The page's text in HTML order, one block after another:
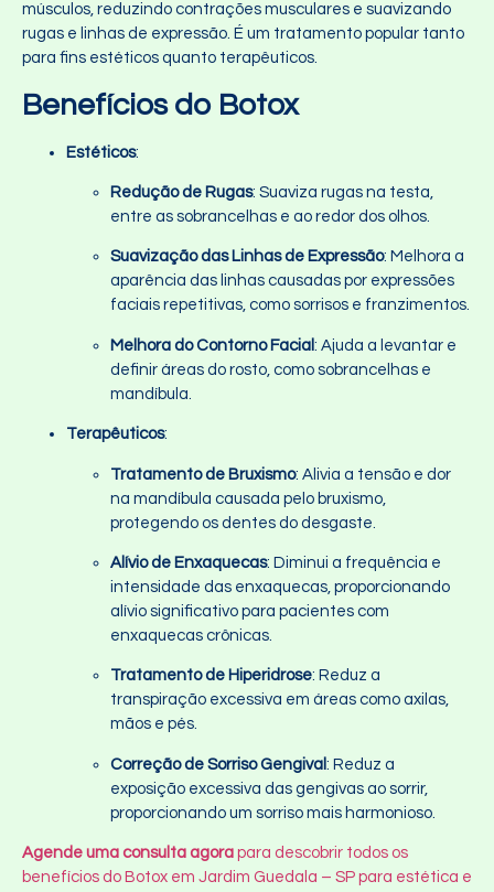
músculos, reduzindo contrações musculares e suavizando
rugas e linhas de expressão. É um tratamento popular tanto
para fins estéticos quanto terapêuticos.
Benefícios do Botox
Estéticos:
Redução de Rugas: Suaviza rugas na testa,
entre as sobrancelhas e ao redor dos olhos.
Suavização das Linhas de Expressão: Melhora a
aparência das linhas causadas por expressões
faciais repetitivas, como sorrisos e franzimentos.
Melhora do Contorno Facial : Ajuda a levantar e
definir áreas do rosto, como sobrancelhas e
mandíbula.
Terapêuticos:
Tratamento de Bruxismo: Alivia a tensão e dor
na mandíbula causada pelo bruxismo,
protegendo os dentes do desgaste.
Alívio de Enxaquecas: Diminui a frequência e
intensidade das enxaquecas, proporcionando
alívio significativo para pacientes com
enxaquecas crônicas.
Tratamento de Hiperidrose: Reduz a
transpiração excessiva em áreas como axilas,
mãos e pés.
Correção de Sorriso Gengival : Reduz a
exposição excessiva das gengivas ao sorrir,
proporcionando um sorriso mais harmonioso.
Agende uma consulta agora para descobrir todos os
benefícios do Botox em Jardim Guedala – SP para estética e